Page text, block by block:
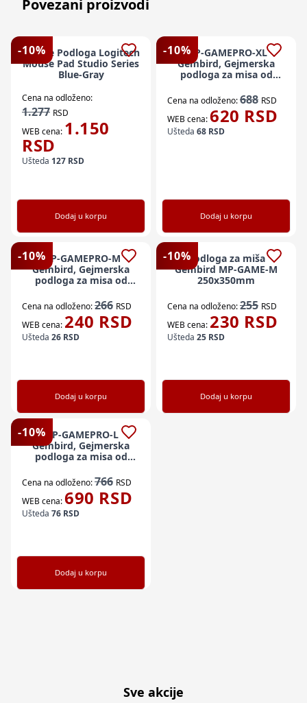
Povezani proizvodi
-10%
Mouse Podloga Logitech
Mouse Pad Studio Series
Blue-Gray
Cena na odloženo:
1.277 RSD
WEB cena: 1.150
RSD
Ušteda 127 RSD
Dodaj u korpu
-10%MP-GAMEPRO-XL
Gembird, Gejmerska
podloga za misa od
350x900mm, 3mm
EXTRA LARGE
Cena na odloženo:688 RSD
WEB cena:620 RSD
Ušteda 68 RSD
Dodaj u korpu
-10%MP-GAMEPRO-M
Gembird, Gejmerska
podloga za misa od
250x350mm, 3mm
MEDIUM
Cena na odloženo:266 RSD
WEB cena: 240 RSD
Ušteda 26 RSD
Dodaj u korpu
-10%Podloga za miša
Gembird MP-GAME-M
250x350mm
Cena na odloženo:255 RSD
WEB cena: 230 RSD
Ušteda 25 RSD
Dodaj u korpu
-10%MP-GAMEPRO-L
Gembird, Gejmerska
podloga za misa od
400x450mm, 3mm
LARGE
Cena na odloženo:766 RSD
WEB cena:690 RSD
Ušteda 76 RSD
Dodaj u korpu
Sve akcije